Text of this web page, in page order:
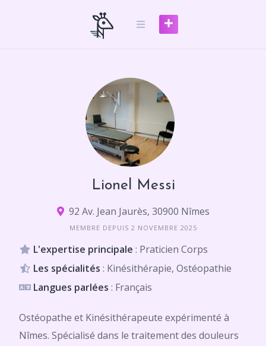
Lionel Messi
92 Av. Jean Jaurès, 30900 Nîmes
MEMBRE DEPUIS 2 NOVEMBRE 2025
L'expertise principale : Praticien Corps
Les spécialités : Kinésithérapie, Ostéopathie
Langues parlées : Français
Ostéopathe et Kinésithérapeute expérimenté à
Nîmes. Spécialisé dans le traitement des douleurs